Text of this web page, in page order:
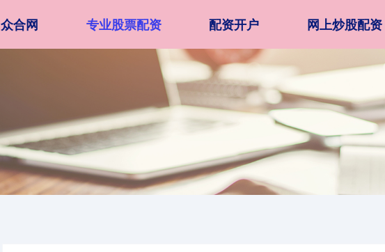
众合网 专业股票配资 配资开户 网上炒股配资